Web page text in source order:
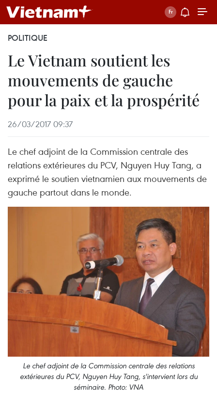
POLITIQUE
Le Vietnam soutient les
mouvements de gauche
pour la paix et la prospérité
26/03/2017 09:37
Le chef adjoint de la Commission centrale des
relations extérieures du PCV, Nguyen Huy Tang, a
exprimé le soutien vietnamien aux mouvements de
gauche partout dans le monde.
Le chef adjoint de la Commission centrale des relations
extérieures du PCV, Nguyen Huy Tang, s'intervient lors du
séminaire. Photo: VNA